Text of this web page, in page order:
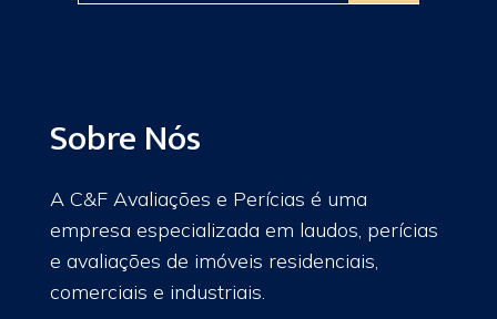
Sobre Nós
A C&F Avaliações e Perícias é uma
empresa especializada em laudos, perícias
e avaliações de imóveis residenciais,
comerciais e industriais.